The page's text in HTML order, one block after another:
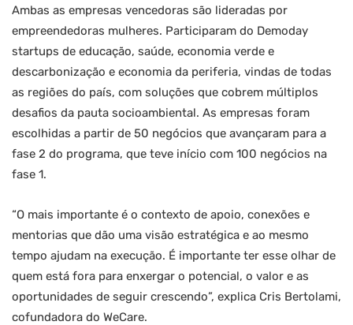
Ambas as empresas vencedoras são lideradas por
empreendedoras mulheres. Participaram do Demoday
startups de educação, saúde, economia verde e
descarbonização e economia da periferia, vindas de todas
as regiões do país, com soluções que cobrem múltiplos
desafios da pauta socioambiental. As empresas foram
escolhidas a partir de 50 negócios que avançaram para a
fase 2 do programa, que teve início com 100 negócios na
fase 1.
“O mais importante é o contexto de apoio, conexões e
mentorias que dão uma visão estratégica e ao mesmo
tempo ajudam na execução. É importante ter esse olhar de
quem está fora para enxergar o potencial, o valor e as
oportunidades de seguir crescendo”, explica Cris Bertolami,
cofundadora do WeCare.